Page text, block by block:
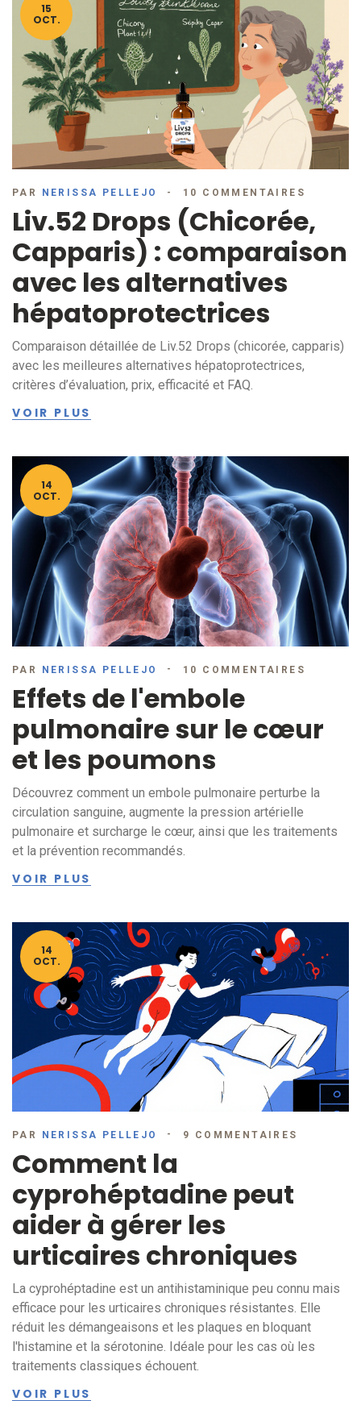
15
OCT.
PAR NERISSA PELLEJO 10 COMMENTAIRES
Liv.52 Drops (Chicorée,
Capparis) : comparaison
avec les alternatives
hépatoprotectrices
Comparaison détaillée de Liv.52 Drops (chicorée, capparis)
avec les meilleures alternatives hépatoprotectrices,
critères d’évaluation, prix, efficacité et FAQ.
VOIR PLUS
14
OCT.
PAR NERISSA PELLEJO 10 COMMENTAIRES
Effets de l'embole
pulmonaire sur le cœur
et les poumons
Découvrez comment un embole pulmonaire perturbe la
circulation sanguine, augmente la pression artérielle
pulmonaire et surcharge le cœur, ainsi que les traitements
et la prévention recommandés.
VOIR PLUS
14
OCT.
PAR NERISSA PELLEJO 9 COMMENTAIRES
Comment la
cyprohéptadine peut
aider à gérer les
urticaires chroniques
La cyprohéptadine est un antihistaminique peu connu mais
efficace pour les urticaires chroniques résistantes. Elle
réduit les démangeaisons et les plaques en bloquant
l'histamine et la sérotonine. Idéale pour les cas où les
traitements classiques échouent.
VOIR PLUS